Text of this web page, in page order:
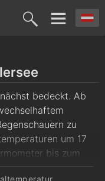
Montag
10. Aug. 11. Aug.
bedeckt. Ab
zu
um 17
bis zum